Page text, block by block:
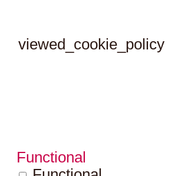
viewed_cookie_policy
Functional